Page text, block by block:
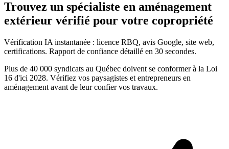
Trouvez un spécialiste en aménagement
extérieur vérifié pour votre copropriété
Vérification IA instantanée : licence RBQ, avis Google, site web,
certifications. Rapport de confiance détaillé en 30 secondes.
Plus de 40 000 syndicats au Québec doivent se conformer à la Loi
16 d'ici 2028. Vérifiez vos paysagistes et entrepreneurs en
aménagement avant de leur confier vos travaux.